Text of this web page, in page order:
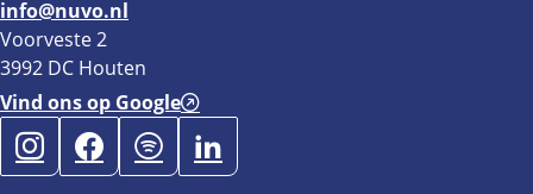
info@nuvo.nl
Voorveste 2
3992 DC Houten
Vind ons op Google